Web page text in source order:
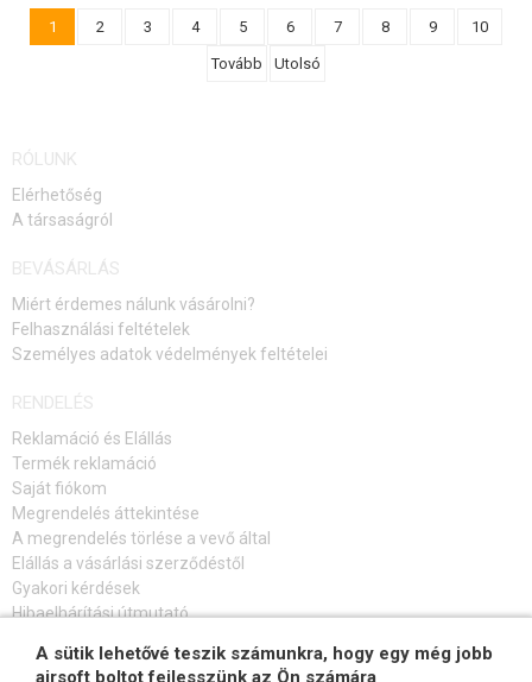
1 2 3 4 5 6 7 8 9 10
Tovább Utolsó
RÓLUNK
Elérhetőség
A társaságról
BEVÁSÁRLÁS
Miért érdemes nálunk vásárolni?
Felhasználási feltételek
Személyes adatok védelmények feltételei
RENDELÉS
Reklamáció és Elállás
Termék reklamáció
Saját fiókom
Megrendelés áttekintése
A megrendelés törlése a vevő által
Elállás a vásárlási szerződéstől
Gyakori kérdések
Hibaelhárítási útmutató
FELIRATKOZÁS HÍRLEVÉLRE
A sütik lehetővé teszik számunkra, hogy egy még jobb
airsoft boltot fejlesszünk az Ön számára